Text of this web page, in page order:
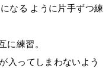
なる ように片手ずつ練
練習。
入ってしまわないよう